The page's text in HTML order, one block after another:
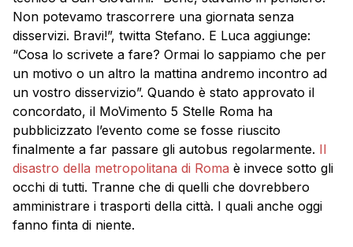
Non potevamo trascorrere una giornata senza
disservizi. Bravi!”, twitta Stefano. E Luca aggiunge:
“Cosa lo scrivete a fare? Ormai lo sappiamo che per
un motivo o un altro la mattina andremo incontro ad
un vostro disservizio”. Quando è stato approvato il
concordato, il MoVimento 5 Stelle Roma ha
pubblicizzato l’evento come se fosse riuscito
finalmente a far passare gli autobus regolarmente. Il
disastro della metropolitana di Roma è invece sotto gli
occhi di tutti. Tranne che di quelli che dovrebbero
amministrare i trasporti della città. I quali anche oggi
fanno finta di niente.